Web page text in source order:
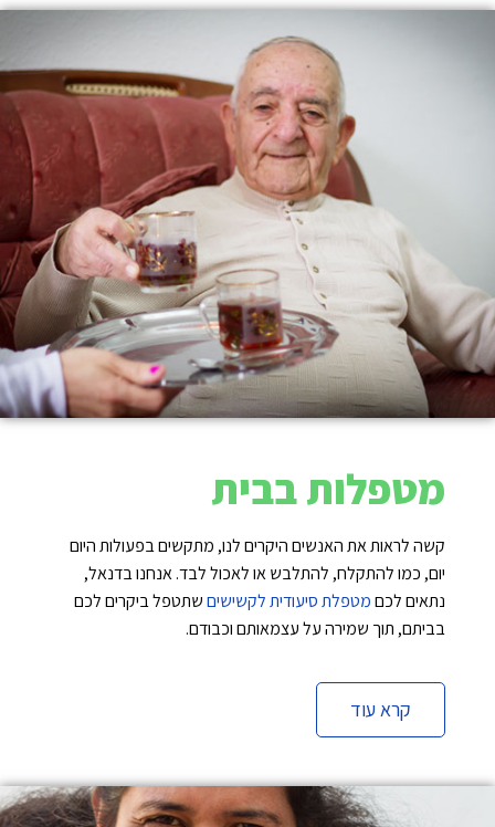
מטפלות בבית
קשה לראות את האנשים היקרים לנו, מתקשים בפעולות היום
יום, כמו להתקלח, להתלבש או לאכול לבד. אנחנו בדנאל,
נתאים לכםמטפלת סיעודית לקשישים שתטפל ביקרים לכם
בביתם, תוך שמירה על עצמאותם וכבודם.
קרא עוד